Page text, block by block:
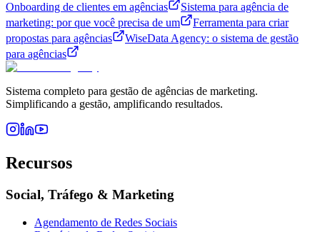
Onboarding de clientes em agências
Sistema para agência de
marketing: por que você precisa de um
Ferramenta para criar
propostas para agências
WiseData Agency: o sistema de gestão
para agências
Sistema completo para gestão de agências de marketing.
Simplificando a gestão, amplificando resultados.
Recursos
Social, Tráfego & Marketing
Agendamento de Redes Sociais